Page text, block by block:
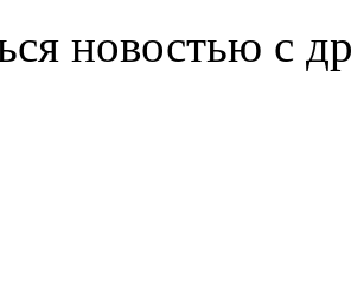
новостью с